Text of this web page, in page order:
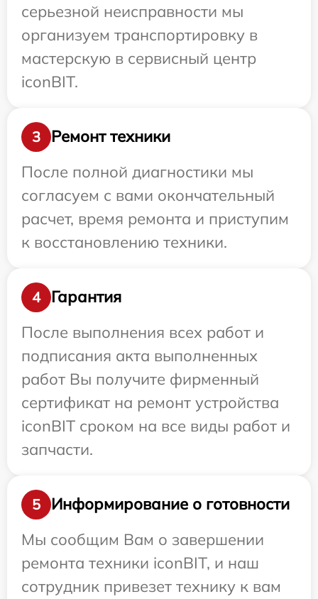
серьезной неисправности мы
организуем транспортировку в
мастерскую в сервисный центр
iconBIT.
3
Ремонт техники
После полной диагностики мы
согласуем с вами окончательный
расчет, время ремонта и приступим
к восстановлению техники.
4
Гарантия
После выполнения всех работ и
подписания акта выполненных
работ Вы получите фирменный
сертификат на ремонт устройства
iconBIT сроком на все виды работ и
запчасти.
5
Информирование о готовности
Мы сообщим Вам о завершении
ремонта техники iconBIT, и наш
сотрудник привезет технику к вам